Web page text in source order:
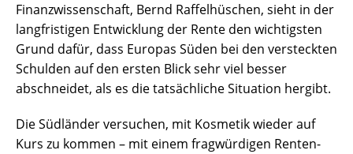
Finanzwissenschaft, Bernd Raffelhüschen, sieht in der
langfristigen Entwicklung der Rente den wichtigsten
Grund dafür, dass Europas Süden bei den versteckten
Schulden auf den ersten Blick sehr viel besser
abschneidet, als es die tatsächliche Situation hergibt.
Die Südländer versuchen, mit Kosmetik wieder auf
Kurs zu kommen – mit einem fragwürdigen Renten-